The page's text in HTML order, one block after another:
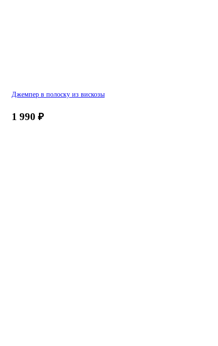
Джемпер в полоску из вискозы
1 990 ₽